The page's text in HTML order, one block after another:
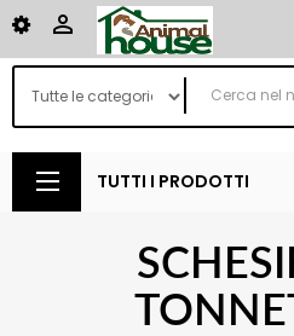

TUTTI I PRODOTTI